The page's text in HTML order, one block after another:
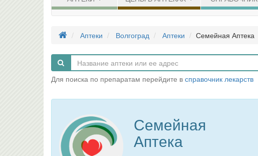
Аптеки Волгоград Аптеки Семейная Аптека
Для поиска по препаратам перейдите в справочник лекарств
Семейная
Аптека